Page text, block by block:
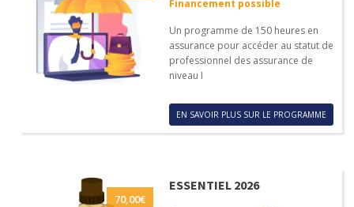
Financement possible
Un programme de 150 heures en
assurance pour accéder au statut de
professionnel des assurance de
niveau I
EN SAVOIR PLUS SUR LE PROGRAMME
70,00€
ESSENTIEL 2026